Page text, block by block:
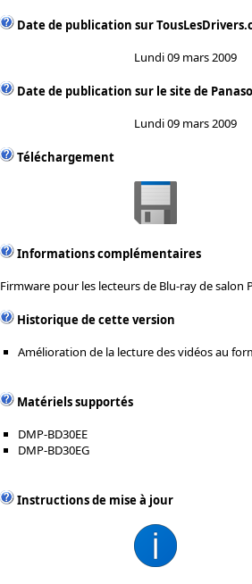
Date de publication sur
Lundi 09 mars 2009
Date de publication sur le site de
Lundi 09 mars 2009
Téléchargement
Informations complémentaires
Firmware pour les lecteurs de Blu-ray de salon
Historique de cette version
Amélioration de la lecture des vidéos au
Matériels supportés
DMP-BD30EE
DMP-BD30EG
Instructions de mise à jour